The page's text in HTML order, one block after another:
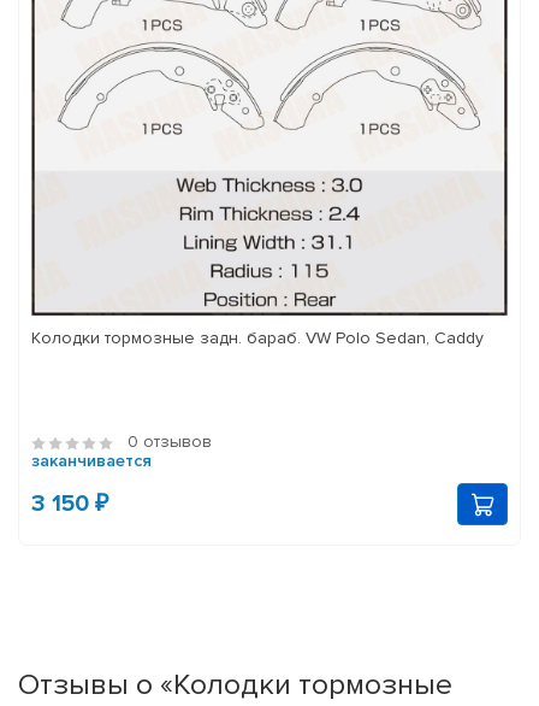
Колодки тормозные задн. бараб. VW Polo Sedan, Caddy
0 отзывов
заканчивается
3 150 ₽
Отзывы о «Колодки тормозные